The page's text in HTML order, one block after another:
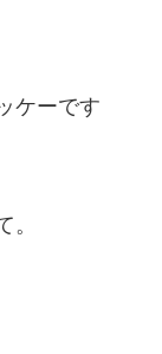
ケーです
。